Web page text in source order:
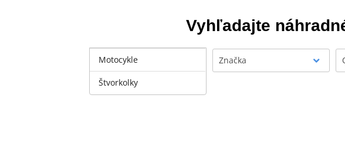
Vyhľadajte
Vyberte Značka
Motocykle
Štvorkolky